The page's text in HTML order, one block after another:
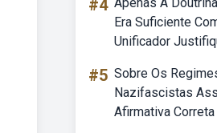
#4
Era Suficiente
Unificador
#5 Sobre Os
Nazifascistas
Afirmativa Correta